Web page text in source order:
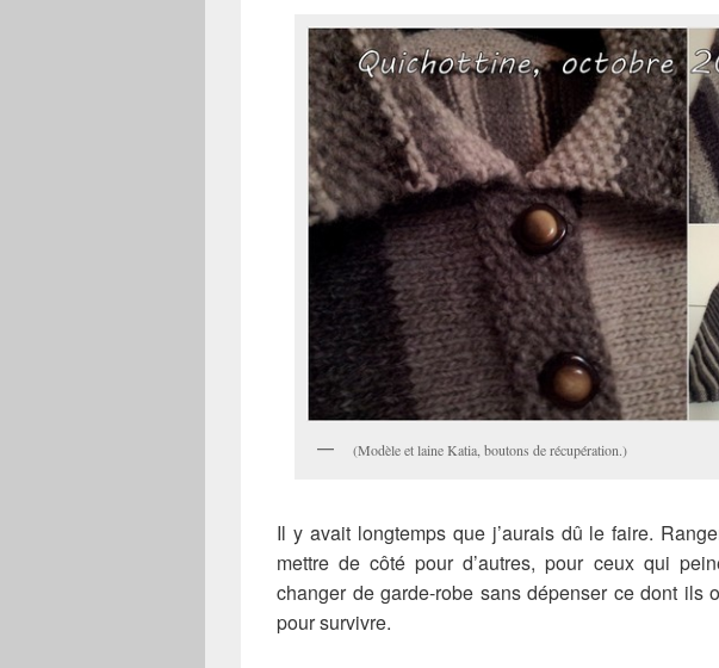
(Modèle et laine Katia, boutons de récupération.)
Il y avait longtemps que j’aurais dû le faire.
mettre de côté pour d’autres, pour ceux qui
changer de garde-robe sans dépenser ce dont ils
pour survivre.